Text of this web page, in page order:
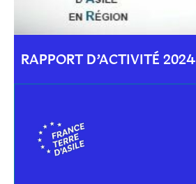
RAPPORT D’ACTIVITÉ 2024